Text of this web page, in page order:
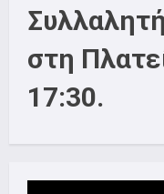
στη
17:30.